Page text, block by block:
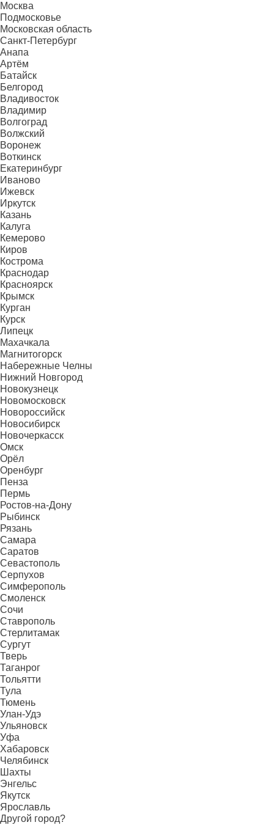
Москва
Подмосковье
Московская область
Санкт-Петербург
Анапа
Артём
Батайск
Белгород
Владивосток
Владимир
Волгоград
Волжский
Воронеж
Воткинск
Екатеринбург
Иваново
Ижевск
Иркутск
Казань
Калуга
Кемерово
Киров
Кострома
Краснодар
Красноярск
Крымск
Курган
Курск
Липецк
Махачкала
Магнитогорск
Набережные Челны
Нижний Новгород
Новокузнецк
Новомосковск
Новороссийск
Новосибирск
Новочеркасск
Омск
Орёл
Оренбург
Пенза
Пермь
Ростов-на-Дону
Рыбинск
Рязань
Самара
Саратов
Севастополь
Серпухов
Симферополь
Смоленск
Сочи
Ставрополь
Стерлитамак
Сургут
Тверь
Таганрог
Тольятти
Тула
Тюмень
Улан-Удэ
Ульяновск
Уфа
Хабаровск
Челябинск
Шахты
Энгельс
Якутск
Ярославль
Другой город?